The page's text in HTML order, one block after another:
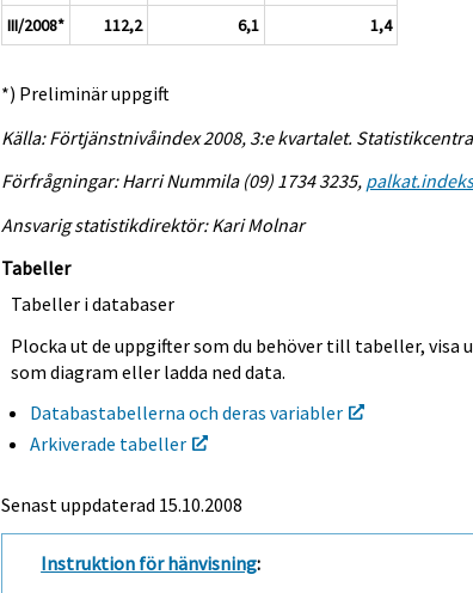
III/2008*
112,2 6,1 1,4
*) Preliminär uppgift
Källa: Förtjänstnivåindex 2008, 3:e kvartalet.
Förfrågningar: Harri Nummila (09) 1734 3235,
Ansvarig statistikdirektör: Kari Molnar
Tabeller
Tabeller i databaser
Plocka ut de uppgifter som du behöver till tabeller, visa
som diagram eller ladda ned data.
Databastabellerna och deras variabler
Arkiverade tabeller
Senast uppdaterad 15.10.2008
Instruktion för hänvisning: